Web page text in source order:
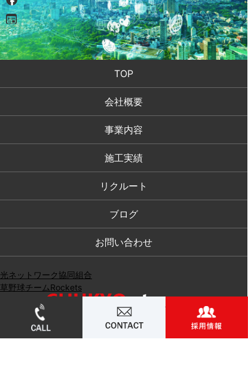
TOP
会社概要
事業内容
施工実績
リクルート
ブログ
お問い合わせ
光ネットワーク協同組合
草野球チームRockets